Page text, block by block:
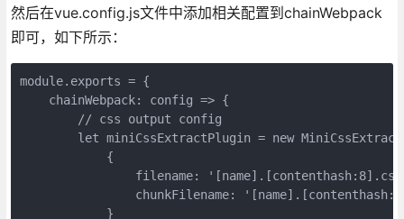
然后在vue.config.js文件中添加相关配置到chainWebpack
即可，如下所示：
module.exports = {
    chainWebpack: config => {
        // css output config
let miniCssExtractPlugin = new
            {
filename:
chunkFilename:
            }